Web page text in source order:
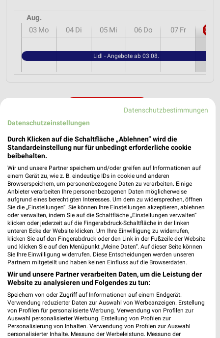
Aug.
03 Mo 04 Di 05 Mi 06 Do 07 Fr 08
Lidl - Angebote ab 03.08.
MEHR PROSPEKTE
weekli Magazin
Erlebe mit Lidl und Andre Agassi die neuesten Silvercrest Küchengeräte
17.04.2026
Mit Lidl Plus 3 für 2 - im laut DtGv besten Backshop
10.04.2026
Datenschutzbestimmungen
Datenschutzeinstellungen
Durch Klicken auf die Schaltfläche „Ablehnen“ wird die
Standardeinstellung nur für unbedingt erforderliche cookie
beibehalten.
Wir und unsere Partner speichern und/oder greifen auf Informationen auf
einem Gerät zu, wie z. B. eindeutige IDs in cookie und anderen
Browserspeichern, um personenbezogene Daten zu verarbeiten. Einige
Anbieter verarbeiten Ihre personenbezogenen Daten möglicherweise
aufgrund eines berechtigten Interesses. Um dem zu widersprechen, öffnen
Sie die „Einstellungen“. Sie können Ihre Einstellungen akzeptieren, ablehnen
oder verwalten, indem Sie auf die Schaltfläche „Einstellungen verwalten“
klicken oder jederzeit auf die Fingerabdruck-Schaltfläche in der linken
unteren Ecke der Website klicken. Um Ihre Einwilligung zu widerrufen,
klicken Sie auf den Fingerabdruck oder den Link in der Fußzeile der Website
und klicken Sie auf den Menüpunkt „Meine Daten“. Auf dieser Seite können
Sie Ihre Einwilligung widerrufen. Diese Entscheidungen werden unseren
Partnern mitgeteilt und haben keinen Einfluss auf die Browserdaten.
Wir und unsere Partner verarbeiten Daten, um die Leistung der
Website zu analysieren und Folgendes zu tun:
Speichern von oder Zugriff auf Informationen auf einem Endgerät.
Verwendung reduzierter Daten zur Auswahl von Werbeanzeigen. Erstellung
von Profilen für personalisierte Werbung. Verwendung von Profilen zur
Auswahl personalisierter Werbung. Erstellung von Profilen zur
Personalisierung von Inhalten. Verwendung von Profilen zur Auswahl
personalisierter Inhalte. Messung der Werbeleistung. Messung der